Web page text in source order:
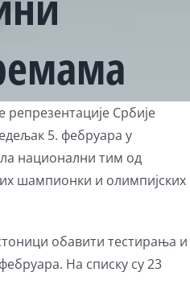
репрезентације Србије
5. фебруара у
национални тим од
шампионки и олимпијских
обавити тестирања и
На списку су 23